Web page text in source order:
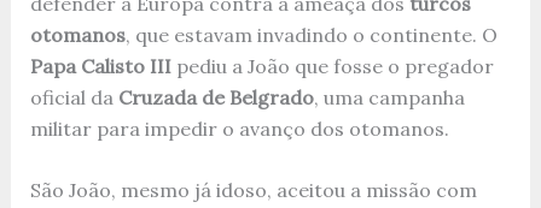
otomanos, que estavam invadindo o continente. O
Papa Calisto IIIpediu a João que fosse o pregador
oficial da Cruzada de Belgrado, uma campanha
militar para impedir o avanço dos otomanos.
São João, mesmo já idoso, aceitou a missão com